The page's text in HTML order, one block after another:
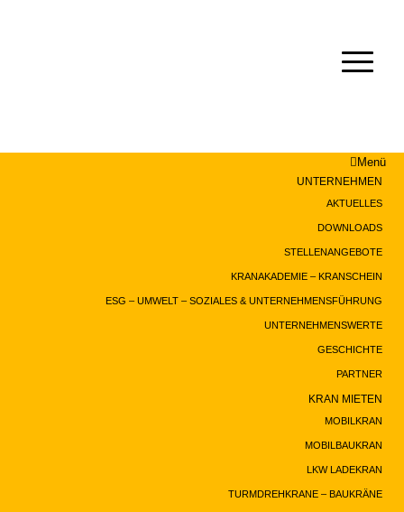
Menü
UNTERNEHMEN
AKTUELLES
DOWNLOADS
STELLENANGEBOTE
KRANAKADEMIE – KRANSCHEIN
ESG – UMWELT – SOZIALES & UNTERNEHMENSFÜHRUNG
UNTERNEHMENSWERTE
GESCHICHTE
PARTNER
KRAN MIETEN
MOBILKRAN
MOBILBAUKRAN
LKW LADEKRAN
TURMDREHKRANE – BAUKRÄNE